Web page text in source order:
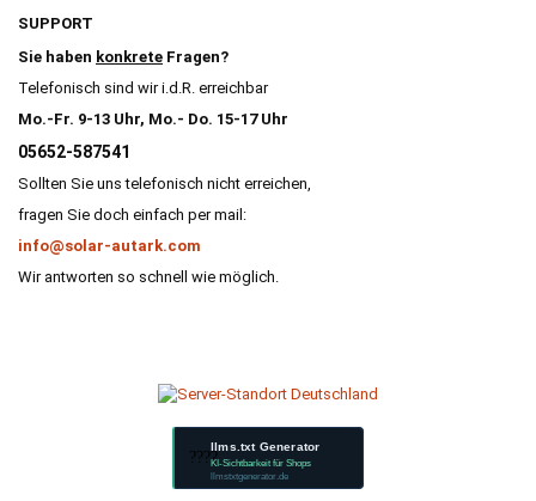
SUPPORT
Sie haben konkrete Fragen?
Telefonisch sind wir i.d.R. erreichbar
Mo.-Fr. 9-13 Uhr, Mo.- Do. 15-17 Uhr
05652-587541
Sollten Sie uns telefonisch nicht erreichen,
fragen Sie doch einfach per mail:
info@solar-autark.com
Wir antworten so schnell wie möglich.
????
llms.txt Generator
KI-Sichtbarkeit für Shops
llmstxtgenerator.de